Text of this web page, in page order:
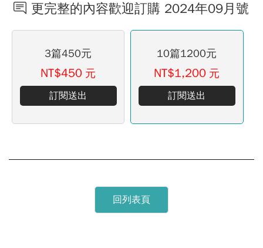
更完整的內容歡迎訂購 2024年09月號
3篇450元
NT$450 元
訂閱送出
10篇1200元
NT$1,200 元
訂閱送出
回列表頁